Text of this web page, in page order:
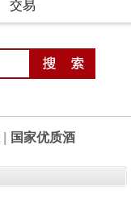
交易
国家优质酒